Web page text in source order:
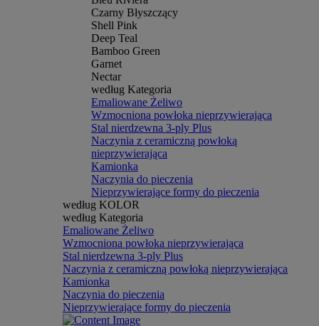
Czarny Błyszczący
Shell Pink
Deep Teal
Bamboo Green
Garnet
Nectar
według Kategoria
Emaliowane Żeliwo
Wzmocniona powłoka nieprzywierająca
Stal nierdzewna 3-ply Plus
Naczynia z ceramiczną powłoką
nieprzywierająca
Kamionka
Naczynia do pieczenia
Nieprzywierające formy do pieczenia
według KOLOR
według Kategoria
Emaliowane Żeliwo
Wzmocniona powłoka nieprzywierająca
Stal nierdzewna 3-ply Plus
Naczynia z ceramiczną powłoką nieprzywierająca
Kamionka
Naczynia do pieczenia
Nieprzywierające formy do pieczenia